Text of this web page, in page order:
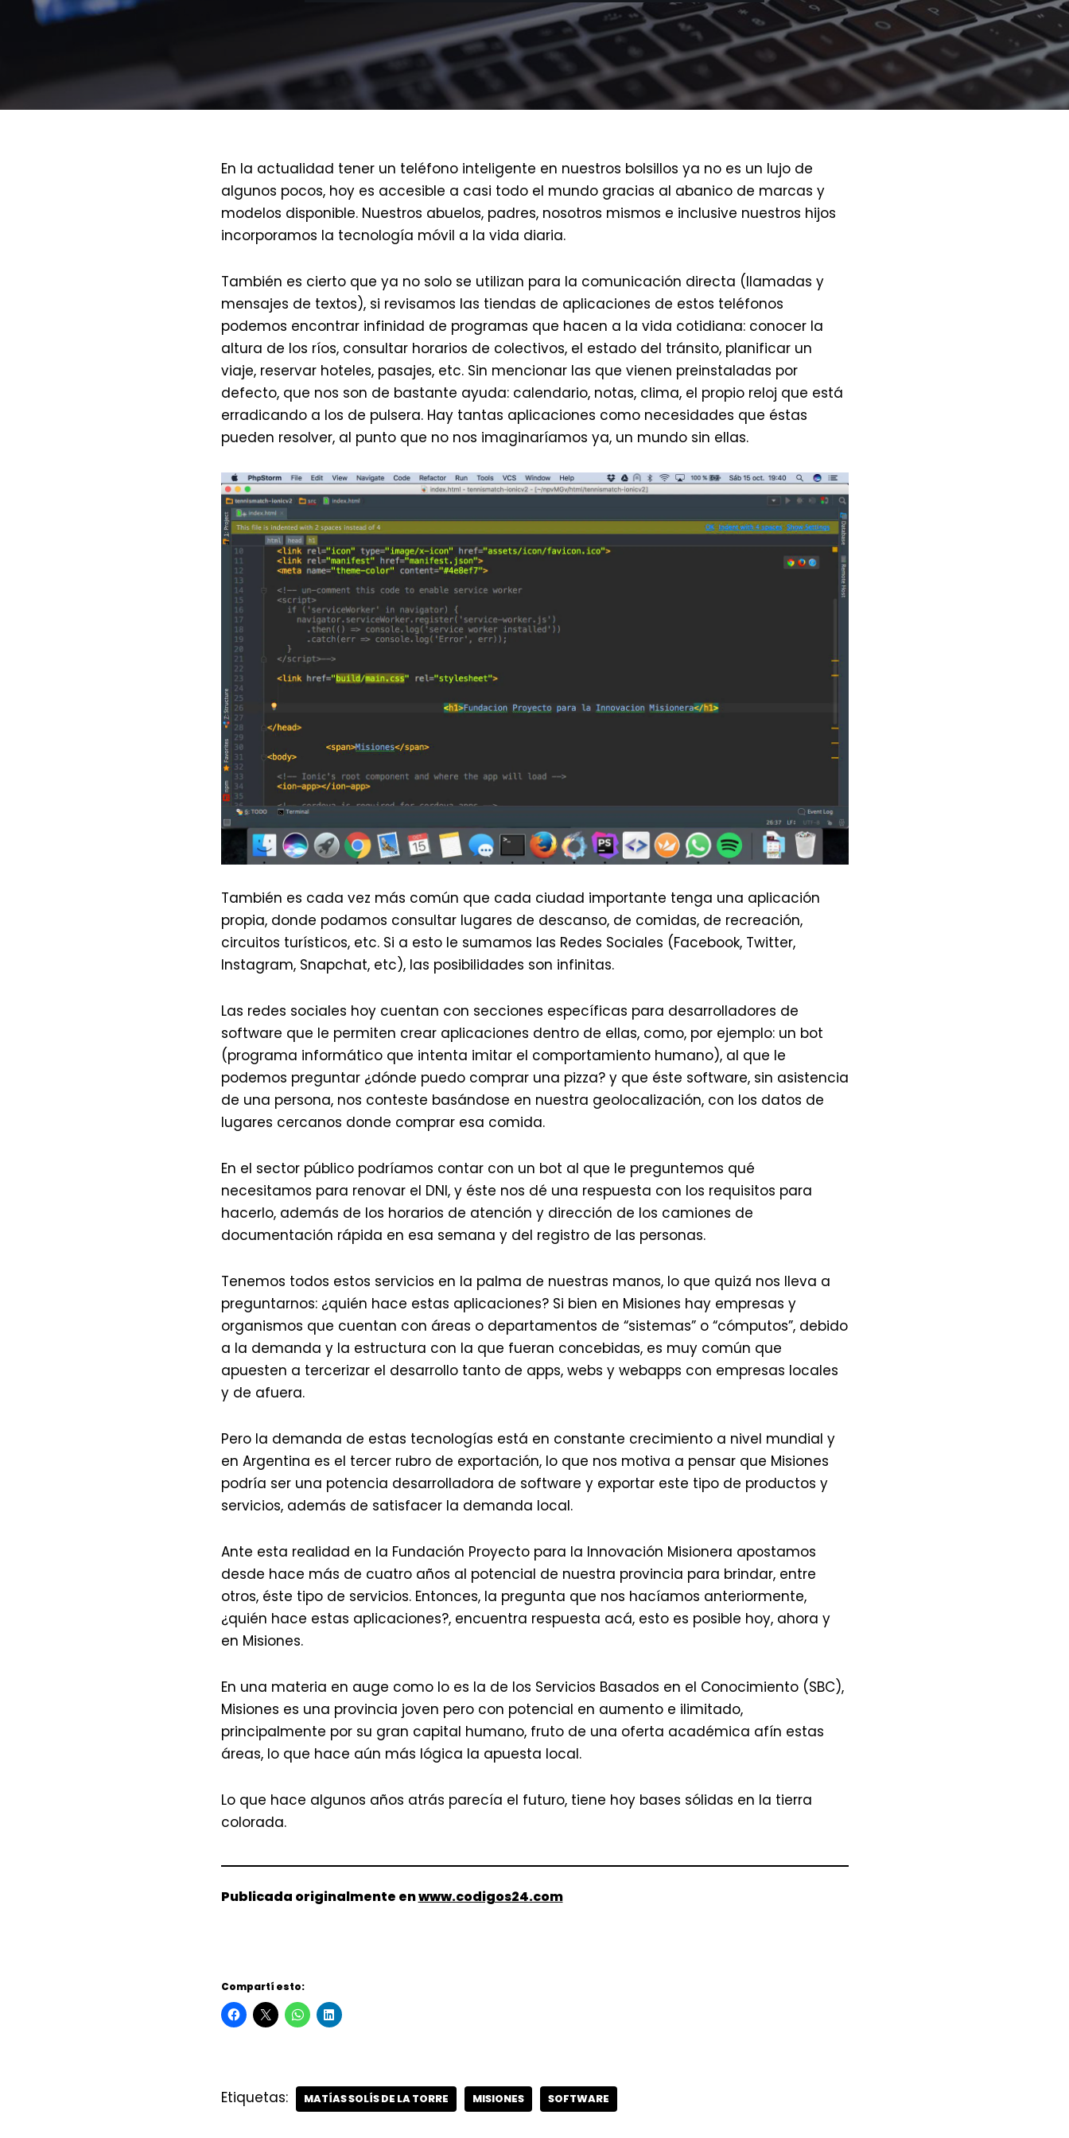
En la actualidad tener un teléfono inteligente en nuestros bolsillos ya no es un lujo de
algunos pocos, hoy es accesible a casi todo el mundo gracias al abanico de marcas y
modelos disponible. Nuestros abuelos, padres, nosotros mismos e inclusive nuestros hijos
incorporamos la tecnología móvil a la vida diaria.
También es cierto que ya no solo se utilizan para la comunicación directa (llamadas y
mensajes de textos), si revisamos las tiendas de aplicaciones de estos teléfonos
podemos encontrar infinidad de programas que hacen a la vida cotidiana: conocer la
altura de los ríos, consultar horarios de colectivos, el estado del tránsito, planificar un
viaje, reservar hoteles, pasajes, etc. Sin mencionar las que vienen preinstaladas por
defecto, que nos son de bastante ayuda: calendario, notas, clima, el propio reloj que está
erradicando a los de pulsera. Hay tantas aplicaciones como necesidades que éstas
pueden resolver, al punto que no nos imaginaríamos ya, un mundo sin ellas.
También es cada vez más común que cada ciudad importante tenga una aplicación
propia, donde podamos consultar lugares de descanso, de comidas, de recreación,
circuitos turísticos, etc. Si a esto le sumamos las Redes Sociales (Facebook, Twitter,
Instagram, Snapchat, etc), las posibilidades son infinitas.
Las redes sociales hoy cuentan con secciones específicas para desarrolladores de
software que le permiten crear aplicaciones dentro de ellas, como, por ejemplo: un bot
(programa informático que intenta imitar el comportamiento humano), al que le
podemos preguntar ¿dónde puedo comprar una pizza? y que éste software, sin asistencia
de una persona, nos conteste basándose en nuestra geolocalización, con los datos de
lugares cercanos donde comprar esa comida.
En el sector público podríamos contar con un bot al que le preguntemos qué
necesitamos para renovar el DNI, y éste nos dé una respuesta con los requisitos para
hacerlo, además de los horarios de atención y dirección de los camiones de
documentación rápida en esa semana y del registro de las personas.
Tenemos todos estos servicios en la palma de nuestras manos, lo que quizá nos lleva a
preguntarnos: ¿quién hace estas aplicaciones? Si bien en Misiones hay empresas y
organismos que cuentan con áreas o departamentos de “sistemas” o “cómputos”, debido
a la demanda y la estructura con la que fueran concebidas, es muy común que
apuesten a tercerizar el desarrollo tanto de apps, webs y webapps con empresas locales
y de afuera.
Pero la demanda de estas tecnologías está en constante crecimiento a nivel mundial y
en Argentina es el tercer rubro de exportación, lo que nos motiva a pensar que Misiones
podría ser una potencia desarrolladora de software y exportar este tipo de productos y
servicios, además de satisfacer la demanda local.
Ante esta realidad en la Fundación Proyecto para la Innovación Misionera apostamos
desde hace más de cuatro años al potencial de nuestra provincia para brindar, entre
otros, éste tipo de servicios. Entonces, la pregunta que nos hacíamos anteriormente,
¿quién hace estas aplicaciones?, encuentra respuesta acá, esto es posible hoy, ahora y
en Misiones.
En una materia en auge como lo es la de los Servicios Basados en el Conocimiento (SBC),
Misiones es una provincia joven pero con potencial en aumento e ilimitado,
principalmente por su gran capital humano, fruto de una oferta académica afín estas
áreas, lo que hace aún más lógica la apuesta local.
Lo que hace algunos años atrás parecía el futuro, tiene hoy bases sólidas en la tierra
colorada.
Publicada originalmente enwww.codigos24.com
Compartí esto:
Etiquetas: MATÍAS SOLÍS DE LA TORRE MISIONES SOFTWARE